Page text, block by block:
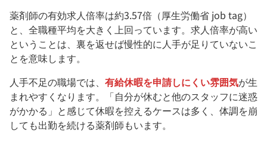
薬剤師の有効求人倍率は約3.57倍（厚生労働省 job tag）
と、全職種平均を大きく上回っています。求人倍率が高い
ということは、裏を返せば慢性的に人手が足りていないこ
とを意味します。
人手不足の職場では、 有給休暇を申請しにくい雰囲気が生
まれやすくなります。「自分が休むと他のスタッフに迷惑
がかかる」と感じて休暇を控えるケースは多く、体調を崩
しても出勤を続ける薬剤師もいます。